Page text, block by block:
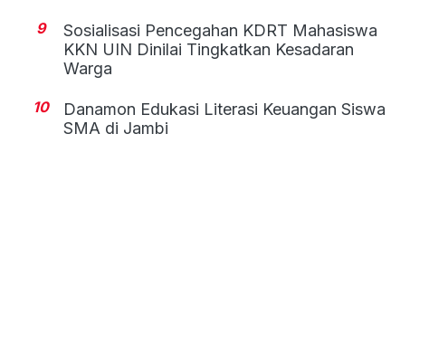
9
Sosialisasi Pencegahan KDRT Mahasiswa
KKN UIN Dinilai Tingkatkan Kesadaran
Warga
10
Danamon Edukasi Literasi Keuangan Siswa
SMA di Jambi